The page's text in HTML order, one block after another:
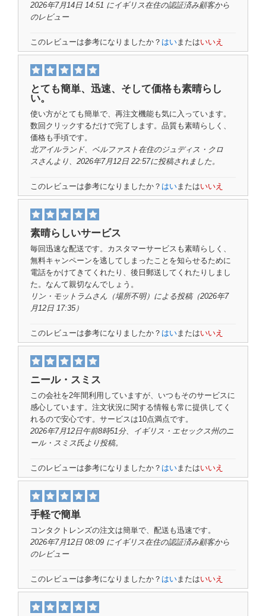
2026年7月14日 14:51 にイギリス在住の認証済み顧客から
のレビュー
このレビューは参考になりましたか？ はいまたはいいえ
とても簡単、迅速、そして価格も素晴らし
い。
使い方がとても簡単で、再注文機能も気に入っています。
数回クリックするだけで完了します。品質も素晴らしく、
価格も手頃です。
北アイルランド、ベルファスト在住のジュディス・クロ
ス さんより、2026年7月12日 22:57に投稿されました。
このレビューは参考になりましたか？ はいまたはいいえ
素晴らしいサービス
毎回迅速な配送です。カスタマーサービスも素晴らしく、
無料キャンペーンを逃してしまったことを知らせるために
電話をかけてきてくれたり、後日郵送してくれたりしまし
た。なんて親切なんでしょう。
リン・モットラムさん（場所不明） による投稿（2026年7
月12日 17:35）
このレビューは参考になりましたか？ はいまたはいいえ
ニール・スミス
この会社を2年間利用していますが、いつもそのサービスに
感心しています。注文状況に関する情報も常に提供してく
れるので安心です。サービスは10点満点です。
2026年7月12日午前8時51分、イギリス・エセックス州のニ
ール・スミス氏より投稿。
このレビューは参考になりましたか？ はいまたはいいえ
手軽で簡単
コンタクトレンズの注文は簡単で、配送も迅速です。
2026年7月12日 08:09 にイギリス在住の認証済み顧客から
のレビュー
このレビューは参考になりましたか？ はいまたはいいえ